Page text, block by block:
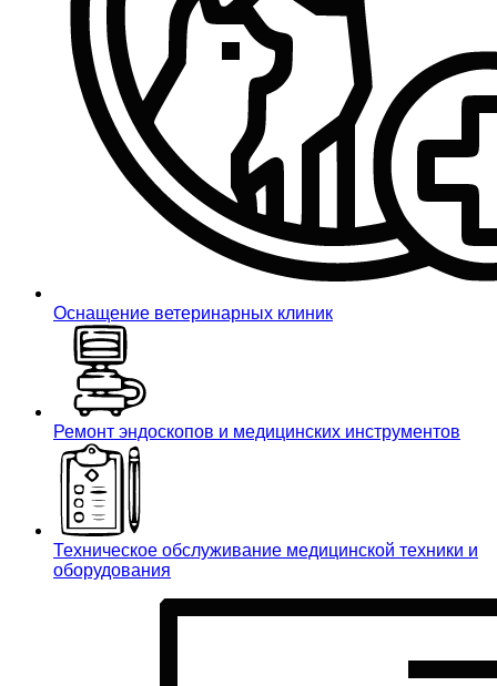
Оснащение ветеринарных клиник
Ремонт эндоскопов и медицинских инструментов
Техническое обслуживание медицинской техники и
оборудования